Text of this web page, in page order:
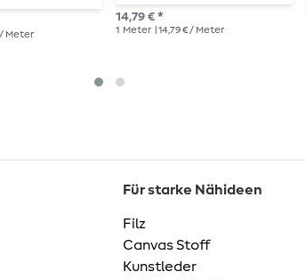
/ Meter
14,79 € *
1 Meter | 14,79 € / Meter
Für starke Nähideen
Filz
Canvas Stoff
Kunstleder